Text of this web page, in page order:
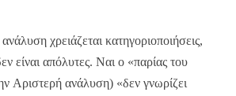
ανάλυση χρειάζεται κατηγοριοποιήσεις,
είναι απόλυτες. Ναι ο «παρίας του
Αριστερή ανάλυση) «δεν γνωρίζει